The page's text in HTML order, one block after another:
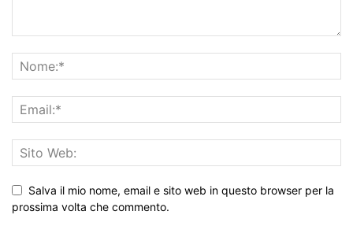
Salva il mio nome, email e sito web in questo browser per la
prossima volta che commento.